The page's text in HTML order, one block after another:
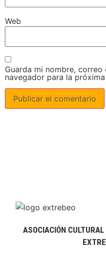
Web
Guarda mi nombre,
navegador para la
ASOCIACIÓN